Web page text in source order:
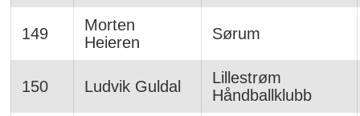
149
Morten
Heieren
Sørum
150 Ludvik Guldal
Lillestrøm
Håndballklubb